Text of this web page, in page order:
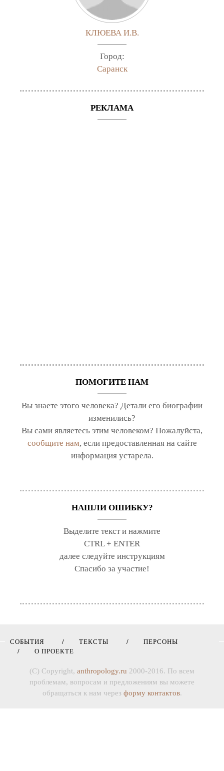
КЛЮЕВА И.В.
Город:
Саранск
РЕКЛАМА
ПОМОГИТЕ НАМ
Вы знаете этого человека? Детали его биографии
изменились?
Вы сами являетесь этим человеком? Пожалуйста,
сообщите нам, если предоставленная на сайте
информация устарела.
НАШЛИ ОШИБКУ?
Выделите текст и нажмите
CTRL + ENTER
далее следуйте инструкциям
Спасибо за участие!
СОБЫТИЯ ТЕКСТЫ
ПЕРСОНЫ
О ПРОЕКТЕ
(C) Copyright, anthropology.ru 2000-2016. По всем
проблемам, вопросам и предложениям вы можете
обращаться к нам через форму контактов.